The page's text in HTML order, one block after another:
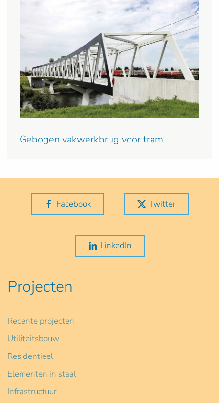
Gebogen vakwerkbrug voor tram
Facebook Twitter
LinkedIn
Projecten
Recente projecten
Utiliteitsbouw
Residentieel
Elementen in staal
Infrastructuur